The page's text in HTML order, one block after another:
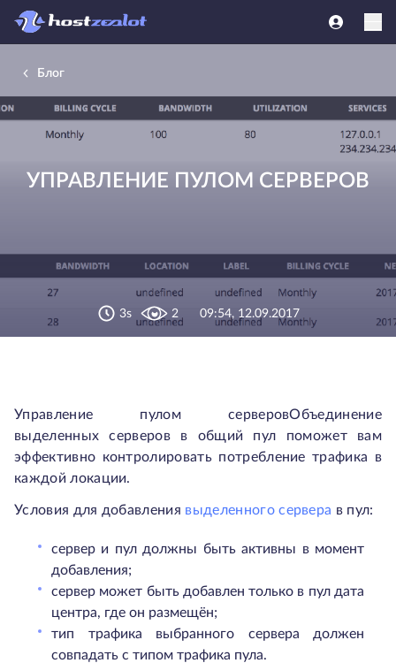
Блог
УПРАВЛЕНИЕ ПУЛОМ СЕРВЕРОВ
3s 2 09:54, 12.09.2017
Управление пулом серверовОбъединение
выделенных серверов в общий пул поможет вам
эффективно контролировать потребление трафика в
каждой локации.
Условия для добавления выделенного сервера в пул:
сервер и пул должны быть активны в момент
добавления;
сервер может быть добавлен только в пул дата
центра, где он размещён;
тип трафика выбранного сервера должен
совпадать с типом трафика пула.